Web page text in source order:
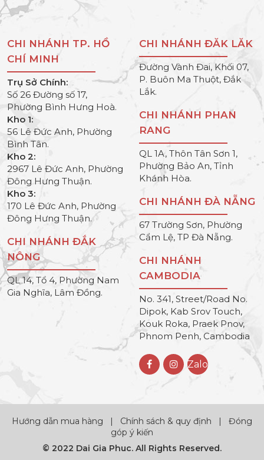
CHI NHÁNH TP. HỒ
CHÍ MINH
Trụ Sở Chính:
Số 26 Đường số 17,
Phường Bình Hưng Hoà.
Kho 1:
56 Lê Đức Anh, Phường
Bình Tân.
Kho 2:
2967 Lê Đức Anh, Phường
Đông Hưng Thuận.
Kho 3:
170 Lê Đức Anh, Phường
Đông Hưng Thuận.
CHI NHÁNH ĐẮK
NÔNG
QL 14, Tổ 4, Phường Nam
Gia Nghĩa, Lâm Đồng.
CHI NHÁNH ĐĂK LĂK
Đường Vành Đai, Khối 07,
P. Buôn Ma Thuột, Đắk
Lắk.
CHI NHÁNH PHAN
RANG
QL 1A, Thôn Tân Sơn 1,
Phường Bảo An, Tỉnh
Khánh Hòa.
CHI NHÁNH ĐÀ NẴNG
67 Trường Sơn, Phường
Cẩm Lệ, TP Đà Nẵng.
CHI NHÁNH
CAMBODIA
No. 341, Street/Road No.
Dipok, Kab Srov Touch,
Kouk Roka, Praek Pnov,
Phnom Penh, Cambodia
Zalo
Hướng dẫn mua hàng | Chính sách & quy định | Đóng
góp ý kiến
© 2022 Dai Gia Phuc. All Rights Reserved.